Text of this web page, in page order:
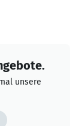
unsere